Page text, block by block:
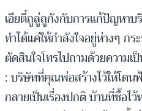
เอียตี๋ถูลู่ถูกังกับการแก้ปัญหาบ
ทำได้แค่ให้กำลังใจอยู่ห่างๆ ก
ตัดสินใจโทรไปถามด้วยความ
: บริษัทที่คุณพ่อสร้างไว้ให้โดน
กลายเป็นเรื่องปกติ บ้านที่ซื้อไ